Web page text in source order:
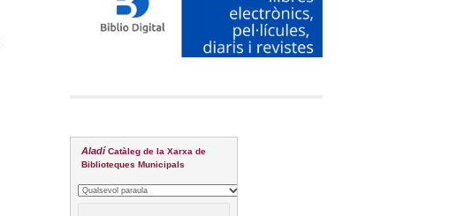
Aladí Catàleg de la Xarxa de
Biblioteques Municipals